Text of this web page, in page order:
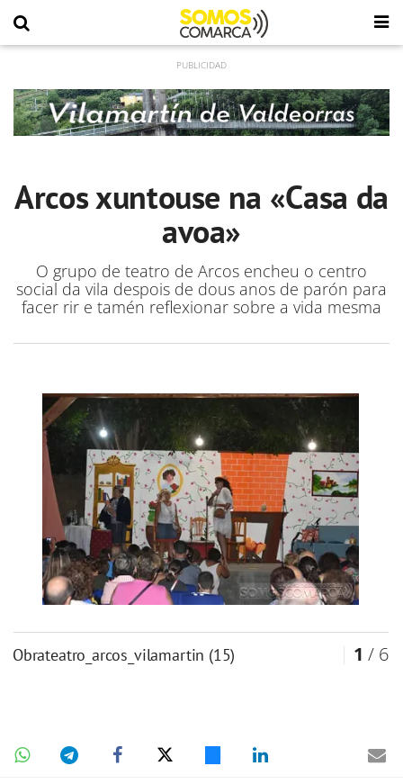
Arcos xuntouse na «Casa da
avoa»
O grupo de teatro de Arcos encheu o centro
social da vila despois de dous anos de parón para
facer rir e tamén reflexionar sobre a vida mesma
obrateatro_arcos_vilamartin (15) 1 / 6